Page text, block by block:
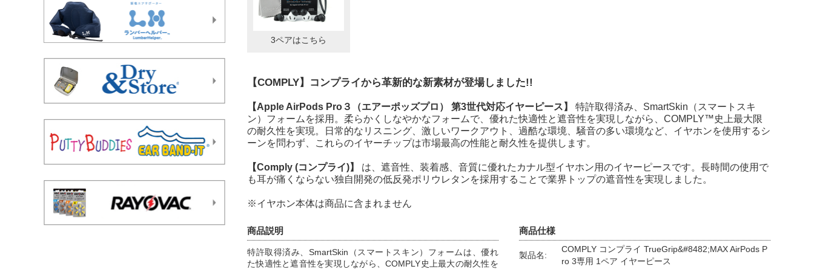
3ペアはこちら
【COMPLY】コンプライから革新的な新素材が登場しました!!
【Apple AirPods Pro３（エアーポッズプロ） 第3世代対応イヤーピース】
特許取得済み、SmartSkin（スマートスキ
ン）フォームを採用。柔らかくしなやかなフォームで、優れた快適性と遮音性を実現しながら、COMPLY™史上最大限
の耐久性を実現。日常的なリスニング、激しいワークアウト、過酷な環境、騒音の多い環境など、イヤホンを使用するシ
ーンを問わず、これらのイヤーチップは市場最高の性能と耐久性を提供します。
【Comply (コンプライ)】
は、遮音性、装着感、音質に優れたカナル型イヤホン用のイヤーピースです。長時間の使用で
も耳が痛くならない独自開発の低反発ポリウレタンを採用することで業界トップの遮音性を実現しました。
※イヤホン本体は商品に含まれません
商品説明
特許取得済み、SmartSkin（スマートスキン）フォームは、優れ
た快適性と遮音性を実現しながら、COMPLY史上最大の耐久性を
商品仕様
製品名:
COMPLY コンプライ TrueGrip&#8482;MAX AirPods P
ro 3専用 1ペア イヤーピース